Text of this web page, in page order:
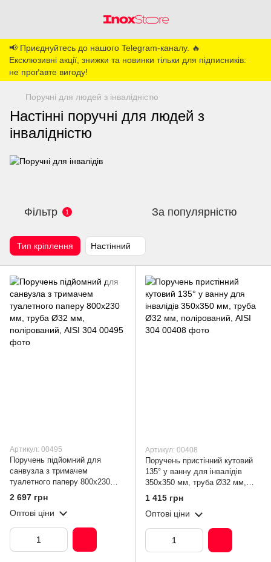
📢 Приєднуйтесь до нашого Telegram-каналу. 🔥
Ексклюзивні акції, знижки та новинки тільки для підписників:
не проґавте вигоду!
Поручні для людей з інвалідністю
Настінні поручні для людей з
інвалідністю
Фільтр 1 За популярністю
Тип кріплення Настінний
Артикул: 00495
Поручень підйомний для
санвузла з тримачем
туалетного паперу 800х230
мм, труба Ø32 мм,
полірований, AISI 304
2 697 грн
Оптові ціни
Артикул: 00408
Поручень пристінний кутовий
135° у ванну для інвалідів
350х350 мм, труба Ø32 мм,
полірований, AISI 304
1 415 грн
Оптові ціни